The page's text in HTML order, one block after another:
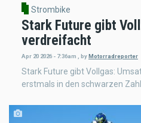
Strombike
Stark Future gibt
verdreifacht
Apr 20 2026 - 7:36am byMotorradreporter
Stark Future gibt Vollgas:
erstmals in den schwarzen